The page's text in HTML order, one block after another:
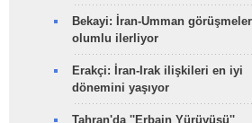
Bekayi: İran-Umman
olumlu ilerliyor
Erakçi: İran-Irak ilişkileri en iyi
dönemini yaşıyor
Tahran'da ''Erbain Yürüyüşü''